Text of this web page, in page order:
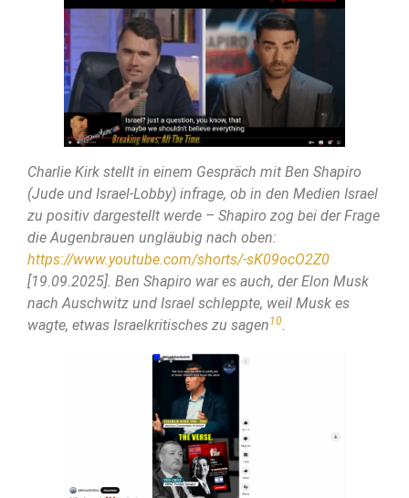
Charlie Kirk stellt in einem Gespräch mit Ben Shapiro
(Jude und Israel-Lobby) infrage, ob in den Medien Israel
zu positiv dargestellt werde – Shapiro zog bei der Frage
die Augenbrauen ungläubig nach oben:
https://www.youtube.com/shorts/-sK09ocO2Z0
[19.09.2025]. Ben Shapiro war es auch, der Elon Musk
nach Auschwitz und Israel schleppte, weil Musk es
wagte, etwas Israelkritisches zu sagen10.